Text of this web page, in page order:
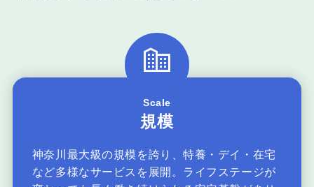
Scale
規模
神奈川最大級の規模を誇り、特養・デイ・在宅
など多様なサービスを展開。ライフステージが